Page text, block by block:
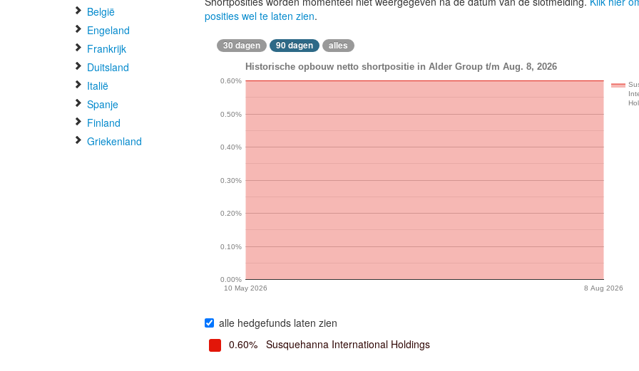
België
Engeland
Frankrijk
Duitsland
Italië
Spanje
Finland
Griekenland
posities wel te laten zien.
30 dagen 90 dagen alles
Historische opbouw netto shortpositie in Alder Group t/m Aug. 8, 2026
10 May 2026 8 Aug 2026
0.00%
0.10%
0.20%
0.30%
0.40%
0.50%
0.60%
alle hedgefunds laten zien
0.60% Susquehanna International Holdings